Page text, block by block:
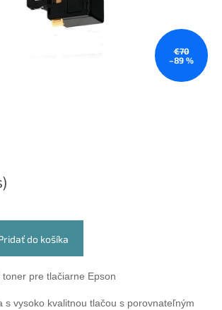
€70
–89 %
do košíka
pre tlačiarne Epson
s vysoko kvalitnou tlačou s porovnateľným